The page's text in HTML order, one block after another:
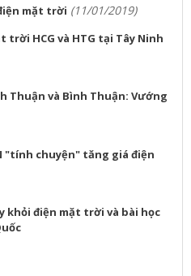
mặt trời (11/01/2019)
trời HCG và HTG tại Tây Ninh
Thuận và Bình Thuận: Vướng
"tính chuyện" tăng giá điện
khỏi điện mặt trời và bài học